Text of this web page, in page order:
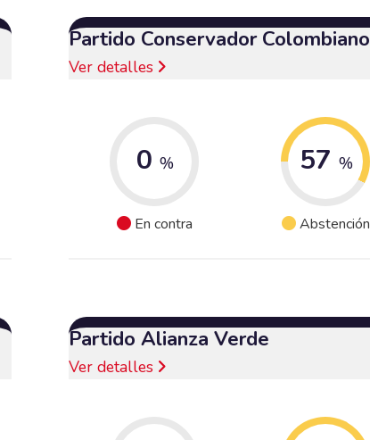
Partido Conservador Colombiano
Ver detalles
0 %
En contra
57 %
Abstención
Partido Alianza Verde
Ver detalles